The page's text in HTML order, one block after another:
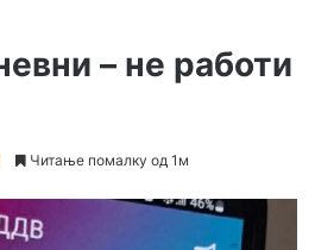
– не работи
Читање помалку од 1м